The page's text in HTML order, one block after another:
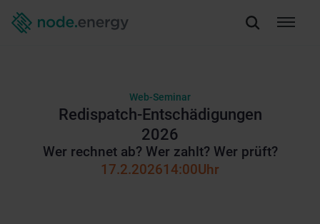
Web-Seminar
Redispatch-Entschädigungen
2026
Wer rechnet ab? Wer zahlt? Wer prüft?
17.2.202614:00Uhr